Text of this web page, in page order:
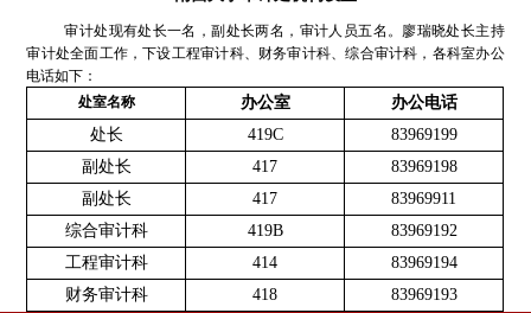
审计处现有处长一名，副处长两名，审计人员五名。廖瑞晓处长主持
审计处全面工作，下设工程审计科、财务审计科、综合审计科，各科室办公
电话如下：
处室名称
办公室
办公电话
处长
419C
83969199
副处长
417
83969198
副处长
417
83969911
综合审计科
419B
83969192
工程审计科
414
83969194
财务审计科
418 83969193